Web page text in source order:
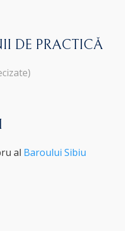
DE PRACTICĂ
al Baroului Sibiu